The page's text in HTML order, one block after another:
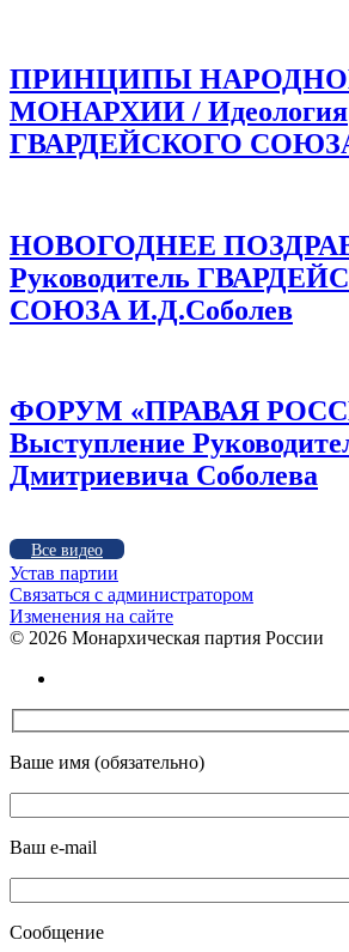
ПРИНЦИПЫ
МОНАРХИИ / Идеология
ГВАРДЕЙСКОГО
НОВОГОДНЕЕ
Руководитель
СОЮЗА И.Д.Соболев
ФОРУМ «ПРАВАЯ
Выступление
Дмитриевича Соболева
Все видео
Устав партии
Связаться с администратором
Изменения на сайте
© 2026 Монархическая партия России
Ваше имя (обязательно)
Ваш e-mail
Сообщение